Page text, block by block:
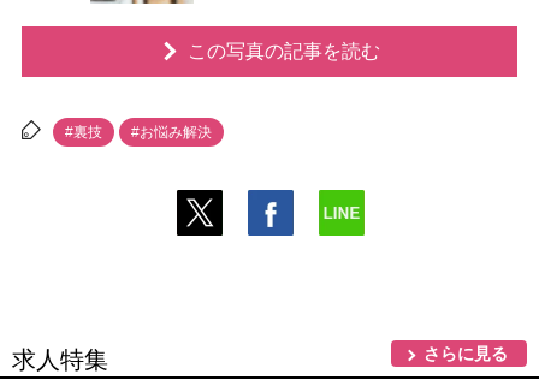
この写真の記事を読む
#裏技 #お悩み解決
求人特集 さらに見る